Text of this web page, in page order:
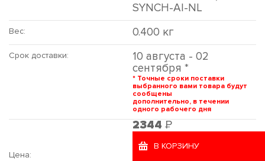
SYNCH-AI-NL
Вес: 0.400 кг
Срок доставки:
10 августа - 02
сентября *
* Точные сроки поставки
выбранного вами товара будут
сообщены
дополнительно, в течении
одного рабочего дня
Цена:
2344 Р
В КОРЗИНУ